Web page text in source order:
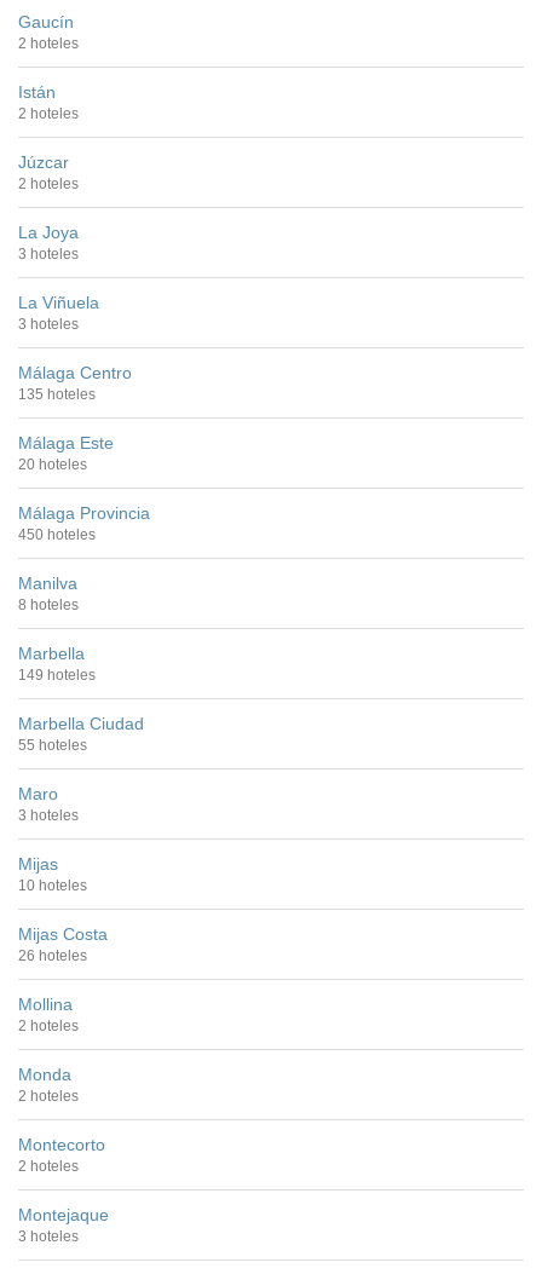
Gaucín
2 hoteles
Istán
2 hoteles
Júzcar
2 hoteles
La Joya
3 hoteles
La Viñuela
3 hoteles
Málaga Centro
135 hoteles
Málaga Este
20 hoteles
Málaga Provincia
450 hoteles
Manilva
8 hoteles
Marbella
149 hoteles
Marbella Ciudad
55 hoteles
Maro
3 hoteles
Mijas
10 hoteles
Mijas Costa
26 hoteles
Mollina
2 hoteles
Monda
2 hoteles
Montecorto
2 hoteles
Montejaque
3 hoteles